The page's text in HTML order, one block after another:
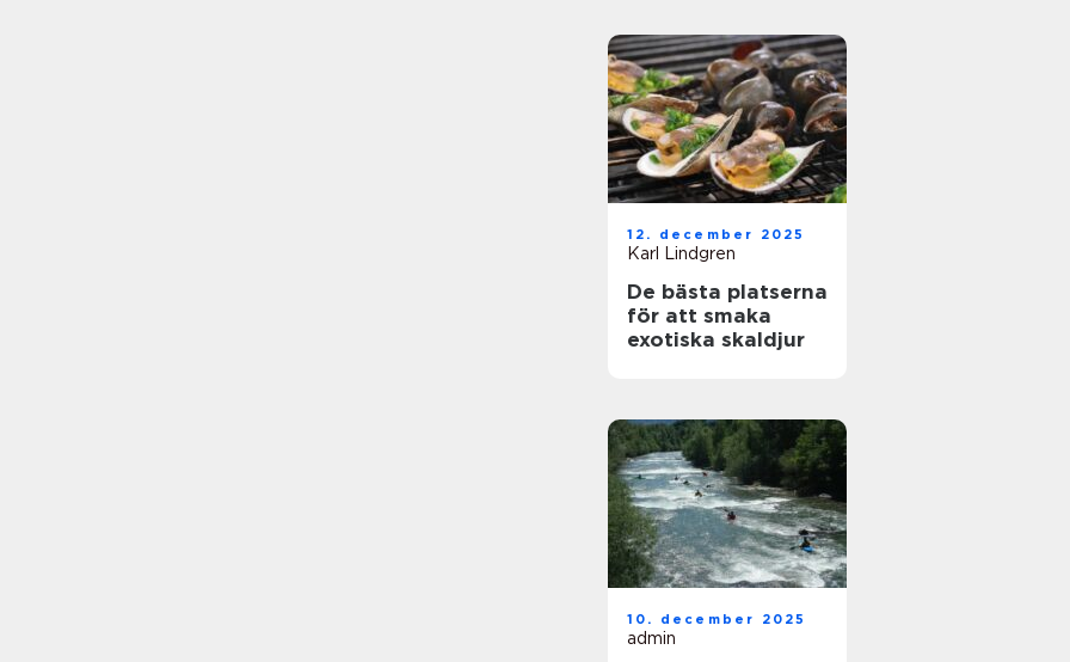
12. december 2025
Karl Lindgren
De bästa platserna
för att smaka
exotiska skaldjur
10. december 2025
admin